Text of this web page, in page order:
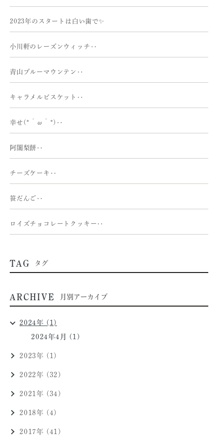
2023年のスタートは白い歯で✨
小川軒のレーズンウィッチ‥
青山ブルーマウンテン‥
キャラメルビスケット‥
幸せ(*´ω｀*)‥
阿闍梨餅‥
チーズケーキ‥
笹だんご‥
ロイズチョコレートクッキー‥
TAG タグ
ARCHIVE 月別アーカイブ
2024年 (1)
2024年4月 (1)
2023年 (1)
2022年 (32)
2021年 (34)
2018年 (4)
2017年 (41)